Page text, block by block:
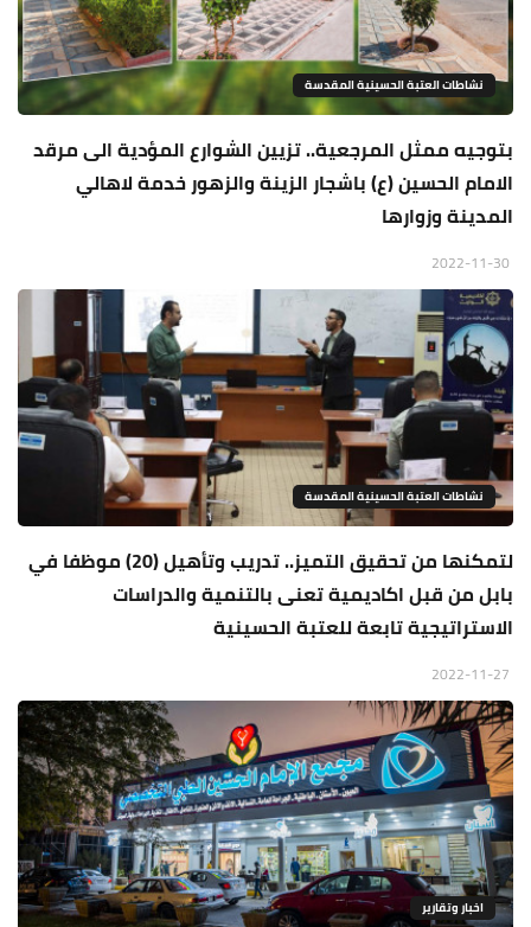
نشاطات العتبة الحسينية المقدسة
بتوجيه ممثل المرجعية.. تزيين الشوارع المؤدية الى مرقد
الامام الحسين (ع) باشجار الزينة والزهور خدمة لاهالي
المدينة وزوارها
نشاطات العتبة الحسينية المقدسة
لتمكنها من تحقيق التميز.. تدريب وتأهيل (20) موظفا في
بابل من قبل اكاديمية تعنى بالتنمية والدراسات
الاستراتيجية تابعة للعتبة الحسينية
اخبار وتقارير